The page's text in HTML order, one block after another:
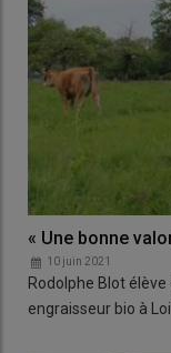
« Une bonne
10 juin 2021
Rodolphe Blot
engraisseur bio à